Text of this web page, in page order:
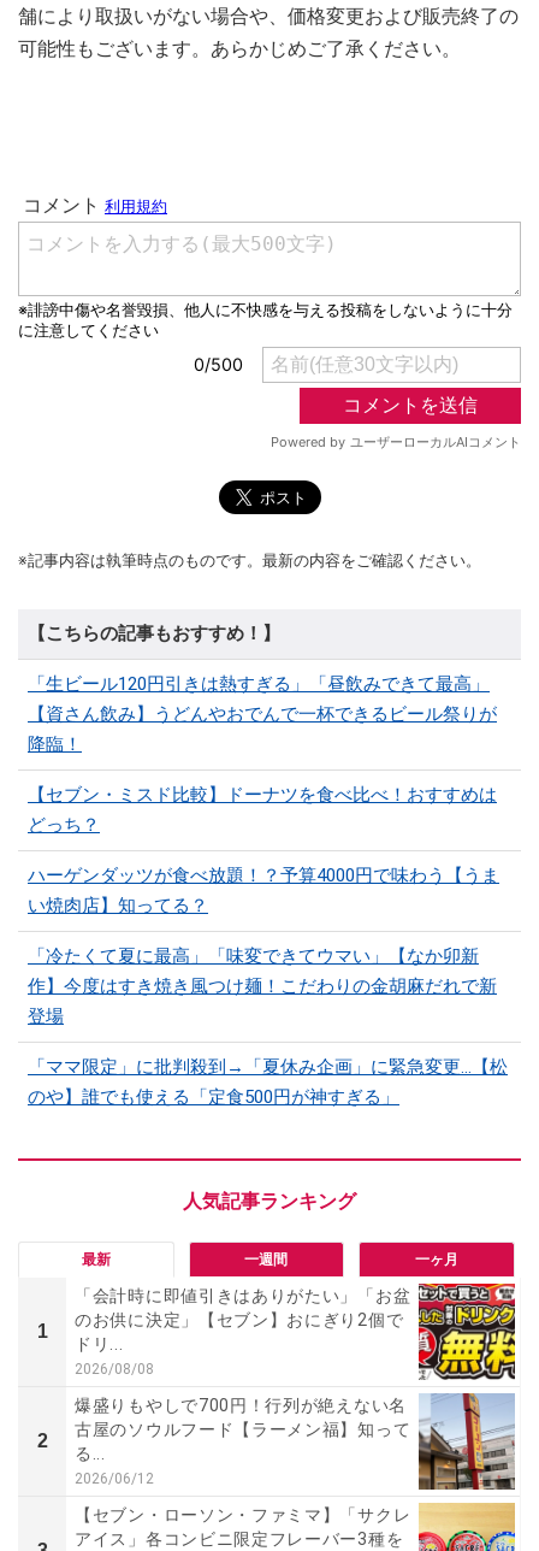
舗により取扱いがない場合や、価格変更および販売終了の
可能性もございます。あらかじめご了承ください。
※記事内容は執筆時点のものです。最新の内容をご確認ください。
【こちらの記事もおすすめ！】
「生ビール120円引きは熱すぎる」「昼飲みできて最高」
【資さん飲み】うどんやおでんで一杯できるビール祭りが
降臨！
【セブン・ミスド比較】ドーナツを食べ比べ！おすすめは
どっち？
ハーゲンダッツが食べ放題！？予算4000円で味わう【うま
い焼肉店】知ってる？
「冷たくて夏に最高」「味変できてウマい」【なか卯新
作】今度はすき焼き風つけ麺！こだわりの金胡麻だれで新
登場
「ママ限定」に批判殺到→「夏休み企画」に緊急変更…【松
のや】誰でも使える「定食500円が神すぎる」
最新 一週間 一ヶ月
1
「会計時に即値引きはありがたい」「お盆
のお供に決定」【セブン】おにぎり2個で
ドリ...
2026/08/08
2
爆盛りもやしで700円！行列が絶えない名
古屋のソウルフード【ラーメン福】知って
る...
2026/06/12
【セブン・ローソン・ファミマ】「サクレ
アイス」各コンビニ限定フレーバー3種を